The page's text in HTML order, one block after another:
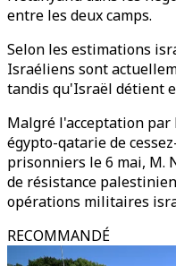
entre les deux camps.
Selon les estimations
Israéliens sont
tandis qu'Israël détient
Malgré l'acceptation
égypto-qatarie de
prisonniers le 6 mai, M.
de résistance
opérations militaires
RECOMMANDÉ